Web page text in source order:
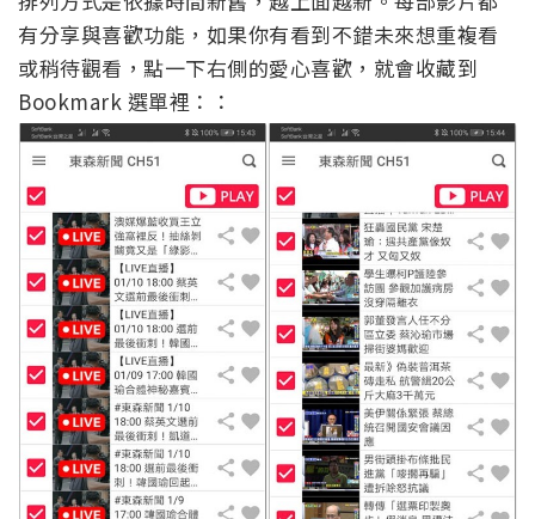
有分享與喜歡功能，如果你有看到不錯未來想重複看
或稍待觀看，點一下右側的愛心喜歡，就會收藏到
Bookmark 選單裡：：